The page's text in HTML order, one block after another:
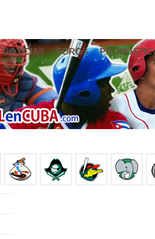
NOTICIAS FOROS